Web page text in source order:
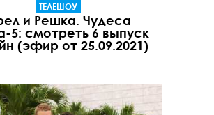
ТЕЛЕШОУ
и Решка. Чудеса
5: смотреть 6 выпуск
(эфир от 25.09.2021)